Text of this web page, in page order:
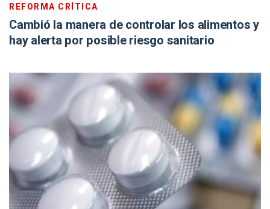
REFORMA CRÍTICA
Cambió la manera de controlar los alimentos y
hay alerta por posible riesgo sanitario